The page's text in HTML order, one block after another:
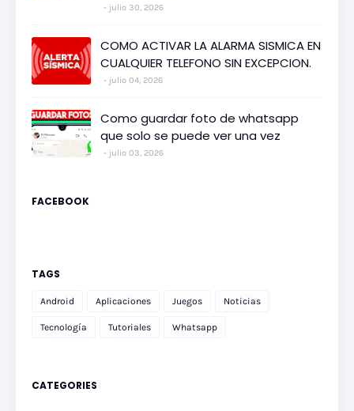
julio 30, 2026
COMO ACTIVAR LA ALARMA SISMICA EN
CUALQUIER TELEFONO SIN EXCEPCION.
julio 04, 2026
Como guardar foto de whatsapp
que solo se puede ver una vez
julio 03, 2026
FACEBOOK
TAGS
Android Aplicaciones Juegos Noticias
Tecnología Tutoriales Whatsapp
CATEGORIES